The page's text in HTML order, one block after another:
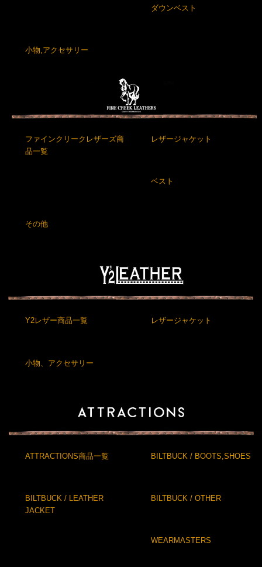
ダウンベスト
小物,アクセサリー
ファインクリークレザーズ商
品一覧
レザージャケット
ベスト
その他
Y2レザー商品一覧 レザージャケット
小物、アクセサリー
ATTRACTIONS商品一覧 BILTBUCK / BOOTS,SHOES
BILTBUCK / LEATHER
JACKET
BILTBUCK / OTHER
WEARMASTERS